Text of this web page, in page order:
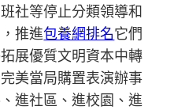
社等停止分類領導和
推進包養網排名它們
展優質文明資本中轉
美當局購置表演辦事
進社區、進校園、進